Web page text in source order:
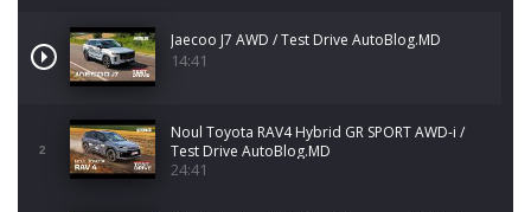
Jaecoo J7 AWD / Test Drive AutoBlog.MD
14:41
2
Noul Toyota RAV4 Hybrid GR SPORT AWD-i /
Test Drive AutoBlog.MD
24:41